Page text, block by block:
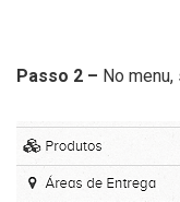
Passo 2 – No